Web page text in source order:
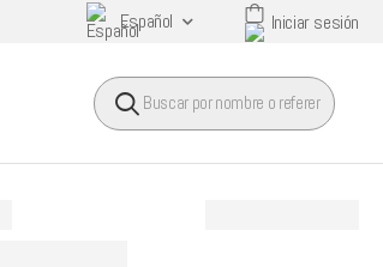
Español Iniciar sesión
HEADER SEARCH